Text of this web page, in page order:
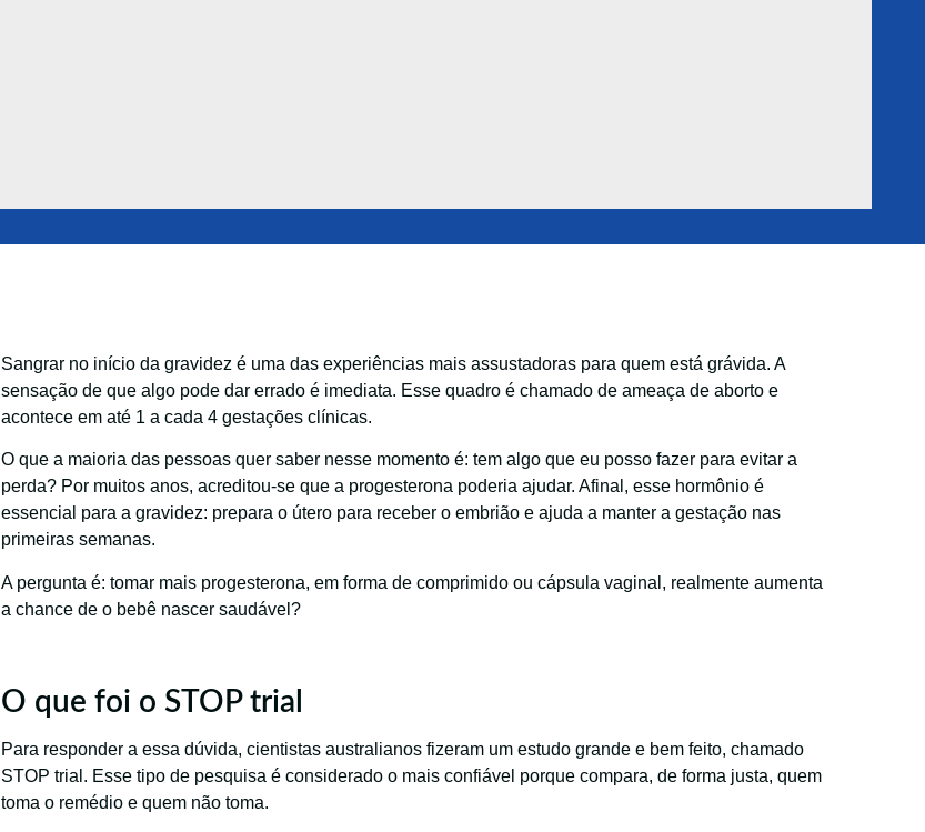
Sangrar no início da gravidez é uma das experiências mais assustadoras para quem está grávida. A
sensação de que algo pode dar errado é imediata. Esse quadro é chamado de ameaça de aborto e
acontece em até 1 a cada 4 gestações clínicas.
O que a maioria das pessoas quer saber nesse momento é: tem algo que eu posso fazer para evitar a
perda? Por muitos anos, acreditou-se que a progesterona poderia ajudar. Afinal, esse hormônio é
essencial para a gravidez: prepara o útero para receber o embrião e ajuda a manter a gestação nas
primeiras semanas.
A pergunta é: tomar mais progesterona, em forma de comprimido ou cápsula vaginal, realmente aumenta
a chance de o bebê nascer saudável?
O que foi o STOP trial
Para responder a essa dúvida, cientistas australianos fizeram um estudo grande e bem feito, chamado
STOP trial. Esse tipo de pesquisa é considerado o mais confiável porque compara, de forma justa, quem
toma o remédio e quem não toma.